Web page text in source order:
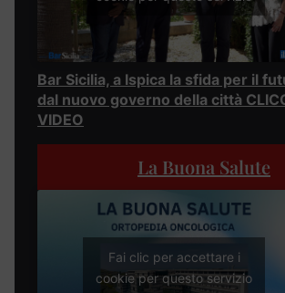
Bar Sicilia, a Ispica la sfida per il
dal nuovo governo della città
VIDEO
La Buona Salute
Fai clic per accettare i
cookie per questo servizio